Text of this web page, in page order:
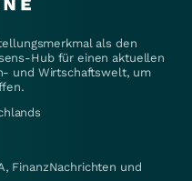
als den
Hub für einen aktuellen
und Wirtschaftswelt, um
FinanzNachrichten und